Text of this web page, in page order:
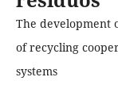
The development
of recycling
systems